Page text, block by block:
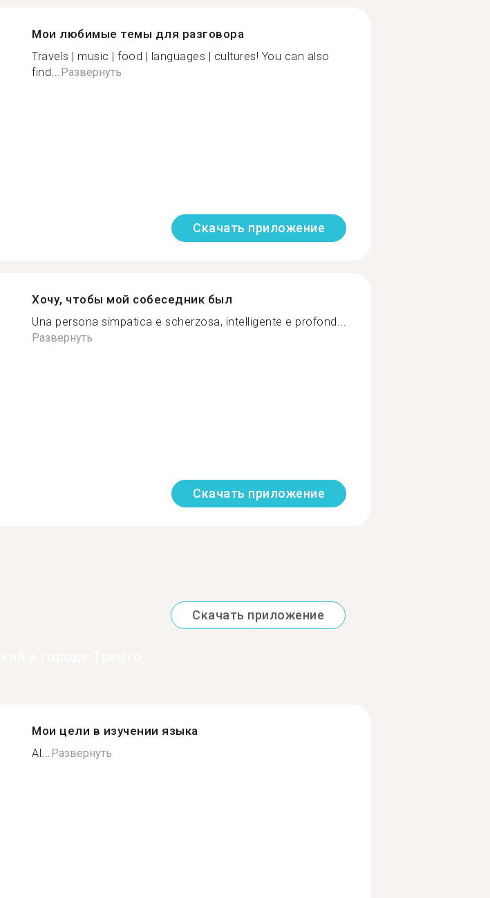
Мои любимые темы для разговора
Travels | music | food | languages | cultures! You can also
find...Развернуть
Скачать приложение
Хочу, чтобы мой собеседник был
Una persona simpatica e scherzosa, intelligente e profond...
Развернуть
Скачать приложение
Скачать приложение
Мои цели в изучении языка
Al... Развернуть